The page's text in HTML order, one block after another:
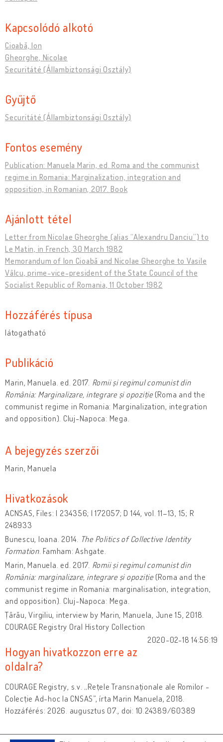
Kapcsolódó alkotó
Cioabă, Ion
Gheorghe, Nicolae
Securitáté (Állambiztonsági Osztály)
Gyűjtő
Securitáté (Állambiztonsági Osztály)
Fontos esemény
Publication: Manuela Marin, ed. Roma and the communist
regime in Romania: Marginalization, integration and
opposition, in Romanian, 2017. Book
Ajánlott tétel
Letter from Nicolae Gheorghe (alias “Alexandru Danciu”) to
Le Matin, in French, 30 March 1982
Memorandum of Ion Cioabă and Nicolae Gheorghe to Vasile
Vâlcu, prime-vice-president of the State Council of the
Socialist Republic of Romania, 11 October 1982
Hozzáférés típusa
látogatható
Publikáció
Marin, Manuela. ed. 2017. Romii și regimul comunist din
România: Marginalizare, integrare și opoziție (Roma and the
communist regime in Romania: Marginalization, integration
and opposition). Cluj-Napoca: Mega.
A bejegyzés szerzői
Marin, Manuela
Hivatkozások
ACNSAS, Files: I 234356; I 172057; D 144, vol. 11–13, 15; R
248933
Bunescu, Ioana. 2014. The Politics of Collective Identity
Formation. Famham: Ashgate.
Marin, Manuela. ed. 2017. Romii și regimul comunist din
România: marginalizare, integrare și opoziție (Roma and the
communist regime in Romania: marginalisation, integration,
and opposition). Cluj-Napoca: Mega.
Țârău, Virgiliu, interview by Marin, Manuela, June 15, 2018.
COURAGE Registry Oral History Collection
2020-02-18 14:56:19
Hogyan hivatkozzon erre az
oldalra?
COURAGE Registry, s.v. „Rețele Transnaționale ale Romilor -
Colecție Ad-hoc la CNSAS”, írta Marin Manuela, 2018.
Hozzáférés: 2026. augusztus 07., doi: 10.24389/60389